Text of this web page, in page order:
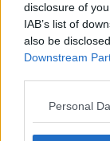
disclosure of
IAB’s list of
also be
Downstream
Personal
Al
Come